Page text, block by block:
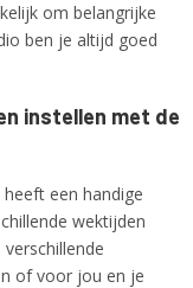
om belangrijke
ben je altijd goed
instellen met de
heeft een handige
wektijden
of voor jou en je